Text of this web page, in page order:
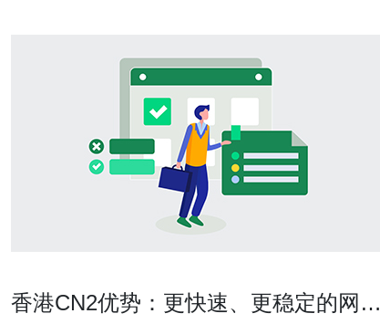
香港CN2优势：更快速、更稳定的网络